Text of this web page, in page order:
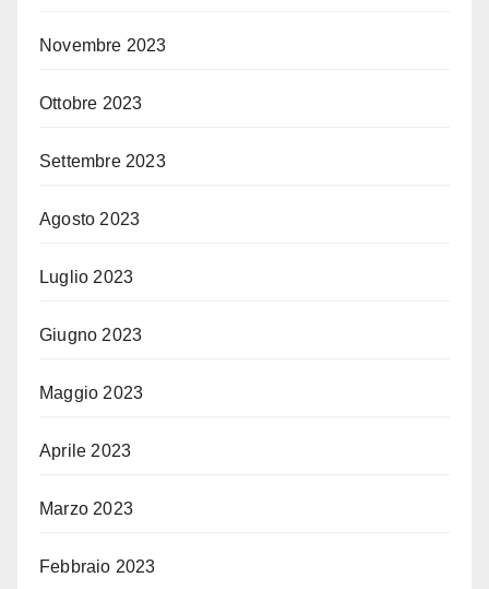
Novembre 2023
Ottobre 2023
Settembre 2023
Agosto 2023
Luglio 2023
Giugno 2023
Maggio 2023
Aprile 2023
Marzo 2023
Febbraio 2023